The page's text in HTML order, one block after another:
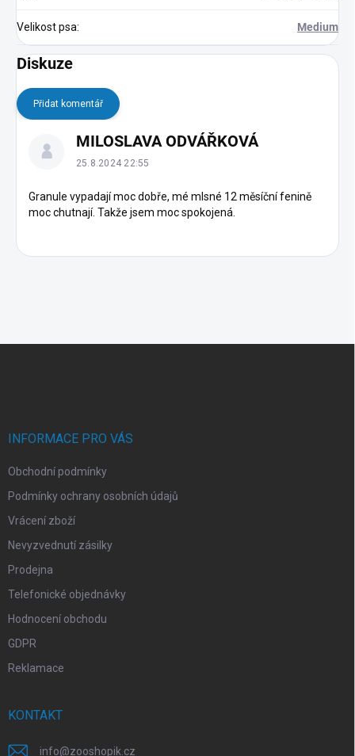
Velikost psa: Medium
Diskuze
Přidat komentář
s
MILOSLAVA ODVÁŘKOVÁ
25.8.2024 22:55
Granule vypadají moc dobře, mé mlsné 12 měsíční fenině
moc chutnají. Takže jsem moc spokojená.
INFORMACE PRO VÁS
Obchodní podmínky
Podmínky ochrany osobních údajů
Vrácení zboží
Nevyzvednutí zásilky
Prodejna
Telefonické objednávky
Hodnocení obchodu
GDPR
Reklamace
KONTAKT
info@zooshopik.cz